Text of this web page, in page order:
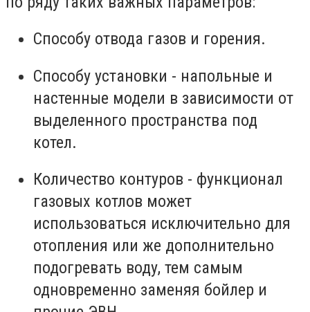
Способу отвода газов и горения.
Способу установки - напольные и
настенные модели в зависимости от
выделенного пространства под
котел.
Количество контуров - функционал
газовых котлов может
использоваться исключительно для
отопления или же дополнительно
подогревать воду, тем самым
одновременно заменяя бойлер и